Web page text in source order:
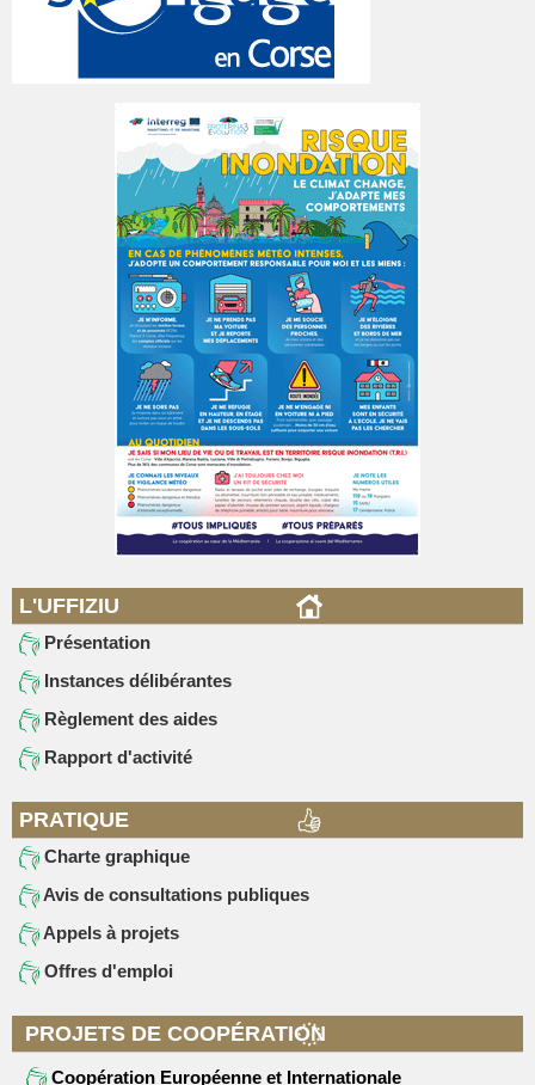
L'UFFIZIU
Présentation
Instances délibérantes
Règlement des aides
Rapport d'activité
PRATIQUE
Charte graphique
Avis de consultations publiques
Appels à projets
Offres d'emploi
PROJETS DE COOPÉRATION
Coopération Européenne et Internationale